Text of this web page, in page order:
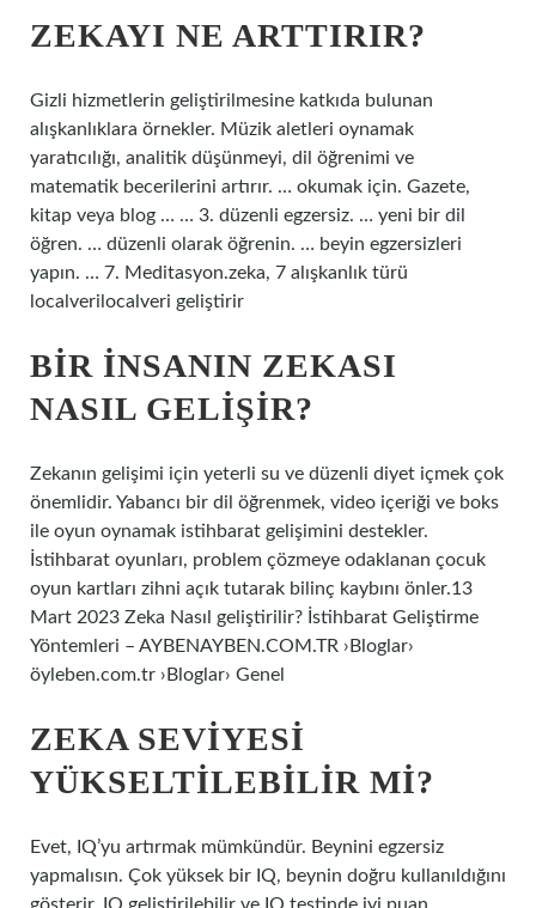
ZEKAYI NE ARTTIRIR?
Gizli hizmetlerin geliştirilmesine katkıda bulunan
alışkanlıklara örnekler. Müzik aletleri oynamak
yaratıcılığı, analitik düşünmeyi, dil öğrenimi ve
matematik becerilerini artırır. … okumak için. Gazete,
kitap veya blog … … 3. düzenli egzersiz. … yeni bir dil
öğren. … düzenli olarak öğrenin. … beyin egzersizleri
yapın. … 7. Meditasyon.zeka, 7 alışkanlık türü
localverilocalveri geliştirir
BIR INSANIN ZEKASI
NASIL GELIŞIR?
Zekanın gelişimi için yeterli su ve düzenli diyet içmek çok
önemlidir. Yabancı bir dil öğrenmek, video içeriği ve boks
ile oyun oynamak istihbarat gelişimini destekler.
İstihbarat oyunları, problem çözmeye odaklanan çocuk
oyun kartları zihni açık tutarak bilinç kaybını önler.13
Mart 2023 Zeka Nasıl geliştirilir? İstihbarat Geliştirme
Yöntemleri – AYBENAYBEN.COM.TR ›Bloglar›
öyleben.com.tr ›Bloglar› Genel
ZEKA SEVIYESI
YÜKSELTILEBILIR MI?
Evet, IQ’yu artırmak mümkündür. Beynini egzersiz
yapmalısın. Çok yüksek bir IQ, beynin doğru kullanıldığını